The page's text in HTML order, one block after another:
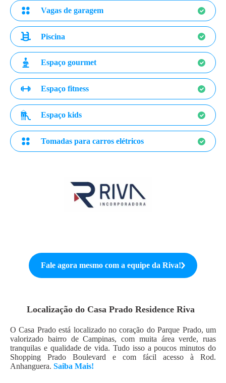
Vagas de garagem
Piscina
Espaço gourmet
Espaço fitness
Espaço kids
Tomadas para carros elétricos
Fale agora mesmo com a equipe da Riva!
Localização do Casa Prado Residence Riva
O Casa Prado está localizado no coração do Parque Prado, um
valorizado bairro de Campinas, com muita área verde, ruas
tranquilas e qualidade de vida. Tudo isso a poucos minutos do
Shopping Prado Boulevard e com fácil acesso à Rod.
Anhanguera. Saiba Mais!